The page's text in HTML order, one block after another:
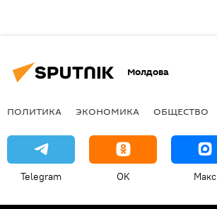
Молдова
ПОЛИТИКА ЭКОНОМИКА ОБЩЕСТВО
Telegram OK Макс